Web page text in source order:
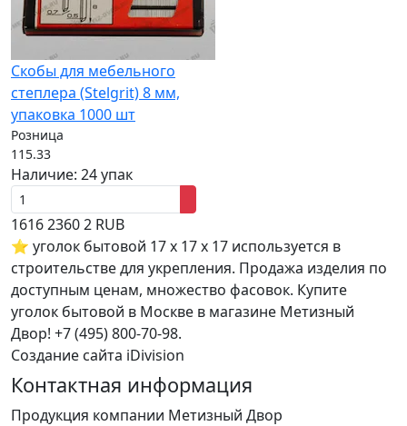
Скобы для мебельного
степлера (Stelgrit) 8 мм,
упаковка 1000 шт
Розница
115.33
Наличие: 24 упак
161623602 RUB
⭐ уголок бытовой 17 х 17 х 17 используется в
строительстве для укрепления. Продажа изделия по
доступным ценам, множество фасовок. Купите
уголок бытовой в Москве в магазине Метизный
Двор! +7 (495) 800-70-98.
Создание сайта iDivision
Контактная информация
Продукция компании Метизный Двор